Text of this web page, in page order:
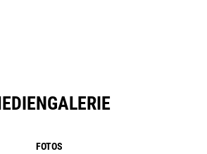
FOTOS